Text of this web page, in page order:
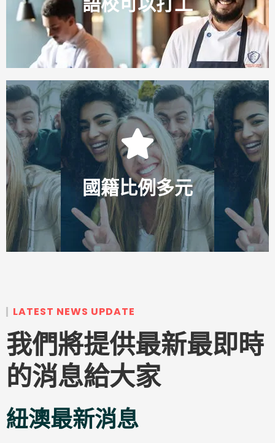
語校可以打工
紐澳讀語言學校每周可以合法打工20小時，英美歐洲則無
國籍比例多元
以平均國籍比例而言，更有機會可以與來自歐洲、南美
洲、巴西、中東等國家的學生一起學習，更了解更多國家
的文化。
Click Here
LATEST NEWS UPDATE
我們將提供最新最即時
的消息給大家
紐澳最新消息